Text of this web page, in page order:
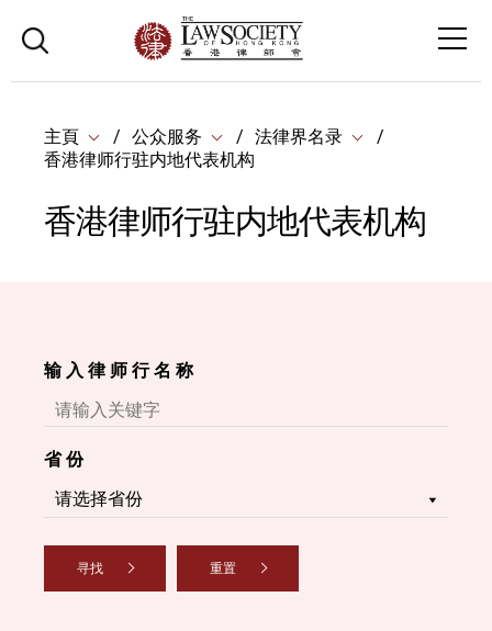
主頁 公众服务
法律界名录
香港律师行驻内地代表机构
香港律师行驻内地代表机构
输 入 律 师 行 名 称
省 份
寻找 重置